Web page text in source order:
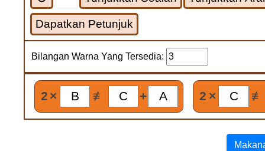
Dapatkan Petunjuk
Bilangan Warna Yang Tersedia:
2 × ≢ + 2 × ≢